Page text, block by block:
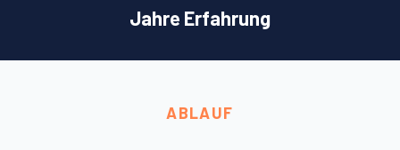
Jahre Erfahrung
ABLAUF